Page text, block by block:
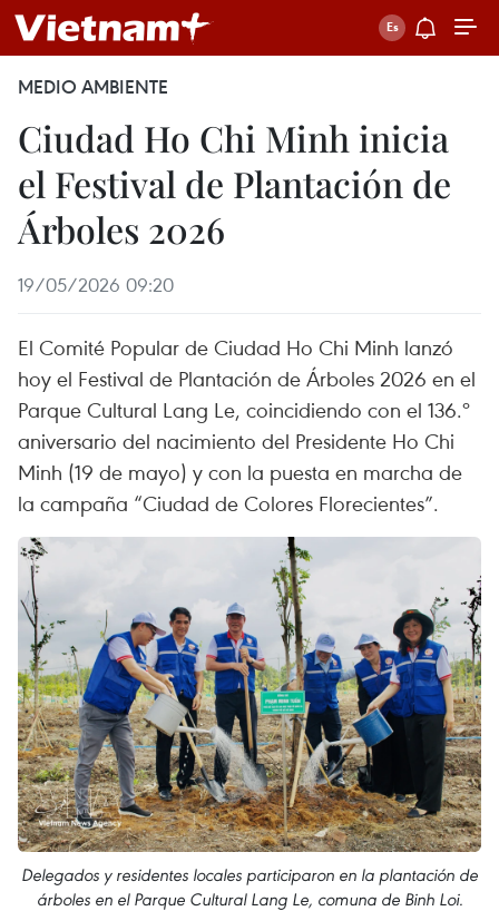
MEDIO AMBIENTE
Ciudad Ho Chi Minh inicia
el Festival de Plantación de
Árboles 2026
19/05/2026 09:20
El Comité Popular de Ciudad Ho Chi Minh lanzó
hoy el Festival de Plantación de Árboles 2026 en el
Parque Cultural Lang Le, coincidiendo con el 136.º
aniversario del nacimiento del Presidente Ho Chi
Minh (19 de mayo) y con la puesta en marcha de
la campaña “Ciudad de Colores Florecientes”.
Delegados y residentes locales participaron en la plantación de
árboles en el Parque Cultural Lang Le, comuna de Binh Loi.